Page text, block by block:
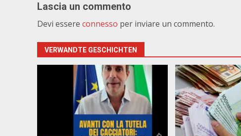
Lascia un commento
Devi essere connesso per inviare un commento.
VERWANDTE GESCHICHTEN